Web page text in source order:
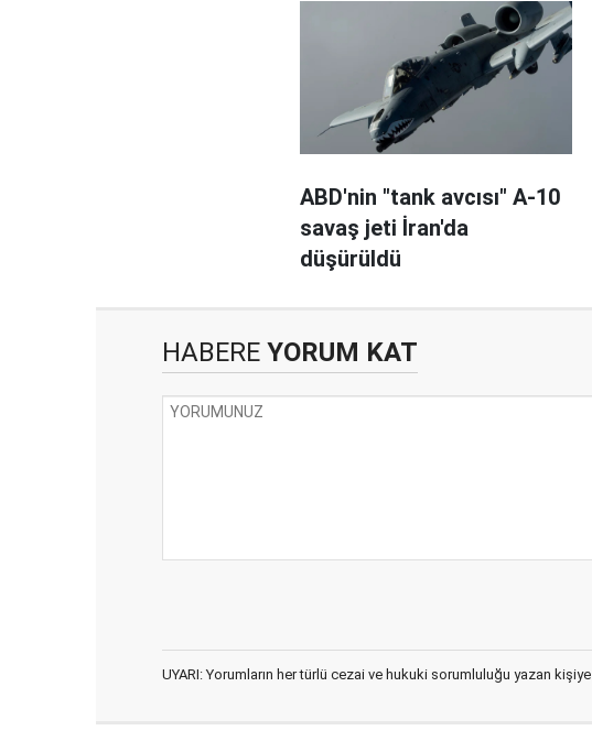
ABD'nin "tank avcısı" A-10
savaş jeti İran'da
düşürüldü
HABERE YORUM KAT
UYARI: Yorumların her türlü cezai ve hukuki sorumluluğu yazan